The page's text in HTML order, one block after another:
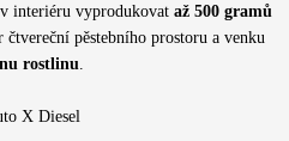
interiéru vyprodukovat až 500 gramů
čtvereční pěstebního prostoru a venku
rostlinu
X Diesel